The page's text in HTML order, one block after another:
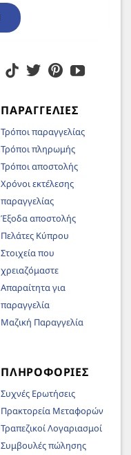
ΠΑΡΑΓΓΕΛΊΕΣ
Τρόποι παραγγελίας
Τρόποι πληρωμής
Τρόποι αποστολής
Χρόνοι εκτέλεσης
παραγγελίας
Έξοδα αποστολής
Πελάτες Κύπρου
Στοιχεία που
χρειαζόμαστε
Απαραίτητα για
παραγγελία
Μαζική Παραγγελία
ΠΛΗΡΟΦΟΡΊΕΣ
Συχνές Ερωτήσεις
Πρακτορεία Μεταφορών
Τραπεζικοί Λογαριασμοί
Συμβουλές πώλησης